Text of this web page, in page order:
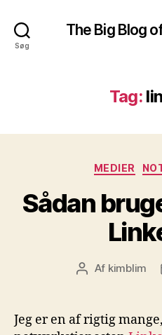
Søg
The Big Blog
Tag:
MEDIER
Sådan
Af kimblim
Jeg er en af rigtig